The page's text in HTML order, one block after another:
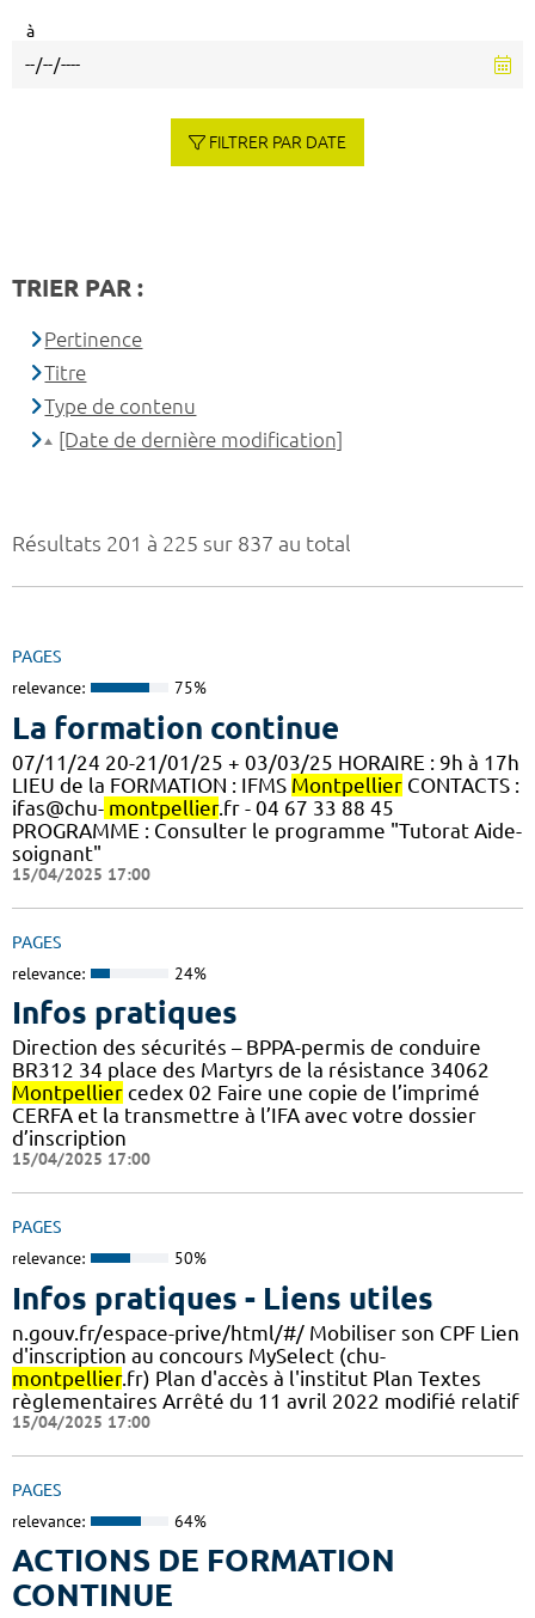
Résultats 201 à 225 sur 837 au total
PAGES
relevance: 75%
La formation continue
07/11/24 20-21/01/25 + 03/03/25 HORAIRE : 9h à 17h
LIEU de la FORMATION : IFMS Montpellier CONTACTS :
ifas@chu- montpellier.fr - 04 67 33 88 45
PROGRAMME : Consulter le programme "Tutorat Aide-
soignant"
15/04/2025 17:00
PAGES
relevance: 24%
Infos pratiques
Direction des sécurités – BPPA-permis de conduire
BR312 34 place des Martyrs de la résistance 34062
Montpellier cedex 02 Faire une copie de l’imprimé
CERFA et la transmettre à l’IFA avec votre dossier
d’inscription
15/04/2025 17:00
PAGES
relevance: 50%
Infos pratiques - Liens utiles
n.gouv.fr/espace-prive/html/#/ Mobiliser son CPF Lien
d'inscription au concours MySelect (chu-
montpellier.fr) Plan d'accès à l'institut Plan Textes
règlementaires Arrêté du 11 avril 2022 modifié relatif
15/04/2025 17:00
PAGES
relevance: 64%
ACTIONS DE FORMATION
CONTINUE
à
FILTRER PAR DATE
TRIER PAR :
Pertinence
Titre
Type de contenu
[Date de dernière modification]